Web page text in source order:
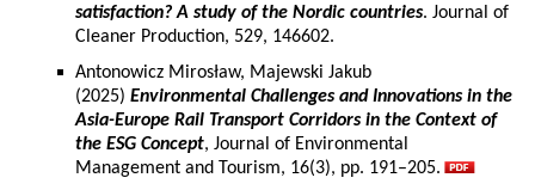
satisfaction? A study of the Nordic countries. Journal of
Cleaner Production, 529, 146602.
Antonowicz Mirosław, Majewski Jakub
(2025) Environmental Challenges and Innovations in the
Asia-Europe Rail Transport Corridors in the Context of
the ESG Concept, Journal of Environmental
Management and Tourism, 16(3), pp. 191–205.